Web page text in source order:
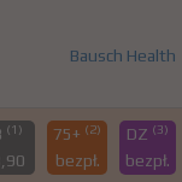
Bausch Health
(1) 75+ (2)
bezpł.
DZ (3)
bezpł.